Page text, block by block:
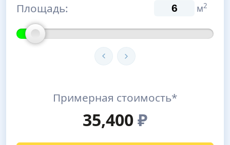
Площадь: м2
Примерная стоимость*
35,400₽